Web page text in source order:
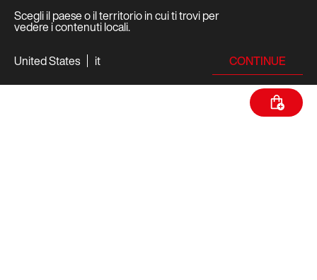
Scegli il paese o il territorio in cui ti trovi per
vedere i contenuti locali.
United States
it CONTINUE